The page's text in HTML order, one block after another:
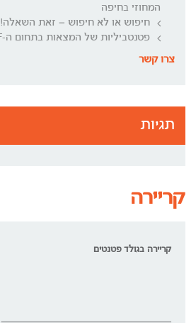
המחוזי בחיפה
חיפוש או לא חיפוש – זאת השאלה!
פטנטביליות של המצאות בתחום ה-RF ומיקרוגל
צרו קשר
תגיות
קריירה
קריירה בגולד פטנטים